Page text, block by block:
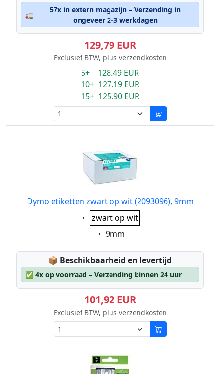
🚛
57x in extern magazijn – Verzending in
ongeveer 2-3 werkdagen
129,79 EUR
Exclusief BTW, plus verzendkosten
5+ 128.49 EUR
10+ 127.19 EUR
15+ 125.90 EUR
Dymo etiketten zwart op wit (2093096), 9mm
Eigenschaft:
zwart op wit
Eigenschaft:
9mm
📦 Lagerstatus:
Beschikbaarheid en levertijd
✅ 4x op voorraad – Verzending binnen 24 uur
101,92 EUR
Exclusief BTW, plus verzendkosten